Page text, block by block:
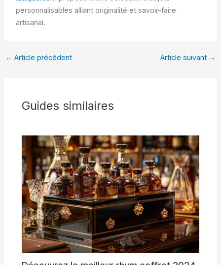
personnalisables alliant originalité et savoir-faire
artisanal.
← Article précédent Article suivant →
Guides similaires